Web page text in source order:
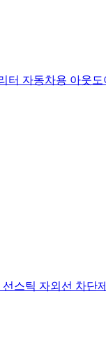
터 자동차용 아웃
스틱 자외선 차단